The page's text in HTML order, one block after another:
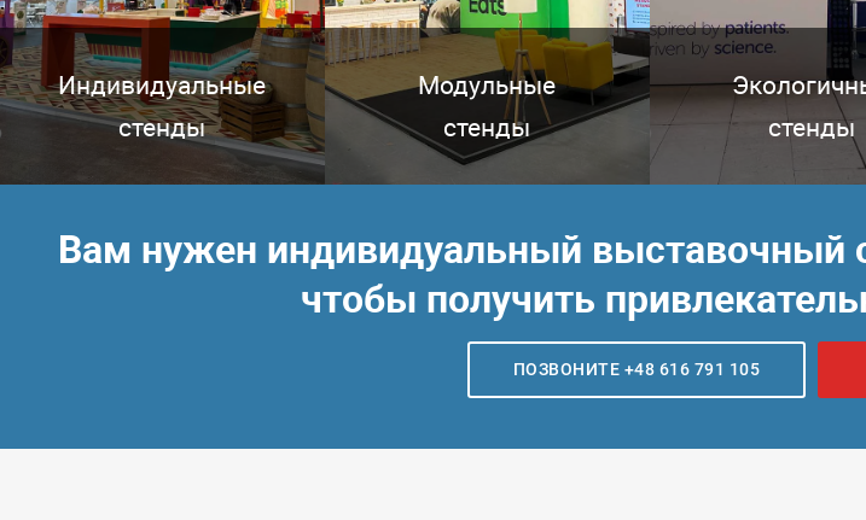
Индивидуальные
стенды
Модульные
стенды
стенды
Вам нужен индивидуальный выставочный
чтобы получить
ПОЗВОНИТЕ +48 616 791 105